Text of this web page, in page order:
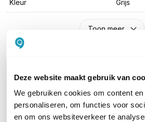
Deze website maakt gebruik van
We gebruiken cookies om content
personaliseren, om functies voor
en om ons websiteverkeer te
Kleur Grijs
Toon meer
Vraag het onze
Bel ons